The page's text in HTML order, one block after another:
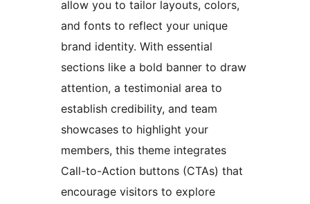
allow you to tailor layouts, colors,
and fonts to reflect your unique
brand identity. With essential
sections like a bold banner to draw
attention, a testimonial area to
establish credibility, and team
showcases to highlight your
members, this theme integrates
Call-to-Action buttons (CTAs) that
encourage visitors to explore